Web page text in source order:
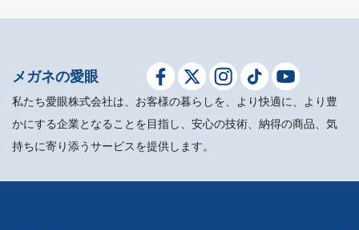
メガネの愛眼
私たち愛眼株式会社は、お客様の暮らしを、より快適に、より豊
かにする企業となることを目指し、安心の技術、納得の商品、気
持ちに寄り添うサービスを提供します。